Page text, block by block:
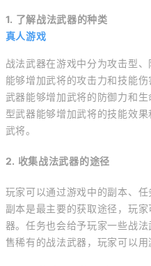
1. 了解战法武器的种类
真人游戏
战法武器在游戏中分为攻击型
能够增加武将的攻击力和技能
武器能够增加武将的防御力和
型武器能够增加武将的技能效
武将。
2. 收集战法武器的途径
玩家可以通过游戏中的副本、任
副本是最主要的获取途径，玩
器。任务也会给予玩家一些战
售稀有的战法武器，玩家可以用